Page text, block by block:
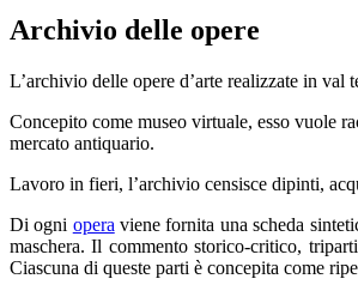
Archivio delle opere
L’archivio delle opere d’arte realizzate in
Concepito come museo virtuale, esso vuole
mercato antiquario.
Lavoro in fieri, l’archivio censisce dipinti,
Di ogni opera viene fornita una scheda
maschera. Il commento storico-critico,
Ciascuna di queste parti è concepita come